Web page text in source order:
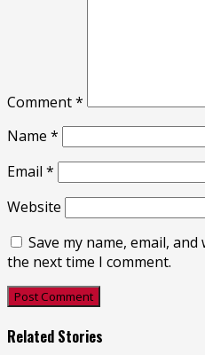
Comment*
Name *
Email *
Website
Save my name, email,
the next time I comment.
Related Stories